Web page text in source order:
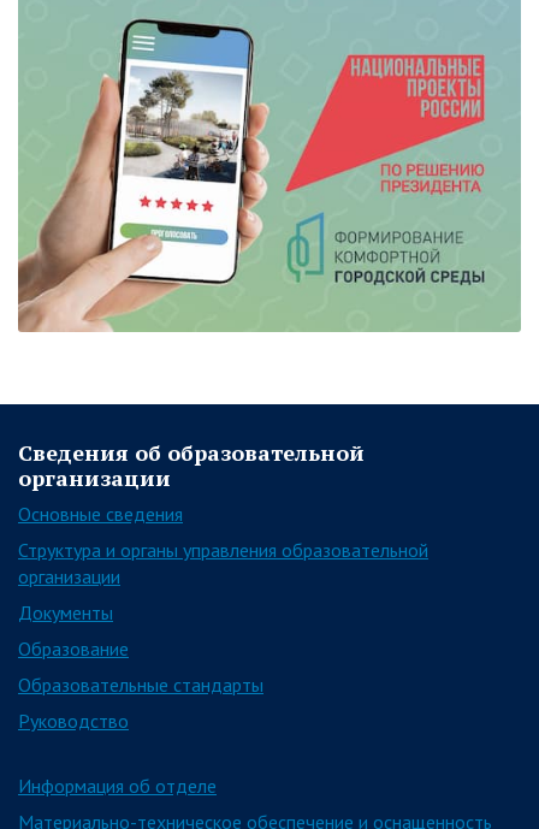
Сведения об образовательной
организации
Основные сведения
Структура и органы управления образовательной
организации
Документы
Образование
Образовательные стандарты
Руководство
Информация об отделе
Материально-техническое обеспечение и оснащенность